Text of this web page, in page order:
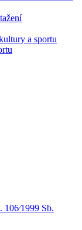
a sportu
Sb.